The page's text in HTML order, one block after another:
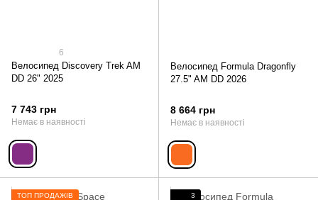
6
Велосипед Discovery Trek AM
DD 26" 2025
7 743 грн
Немає в наявності
Велосипед Formula Dragonfly
27.5" AM DD 2026
8 664 грн
Немає в наявності
ТОП ПРОДАЖІВ
3